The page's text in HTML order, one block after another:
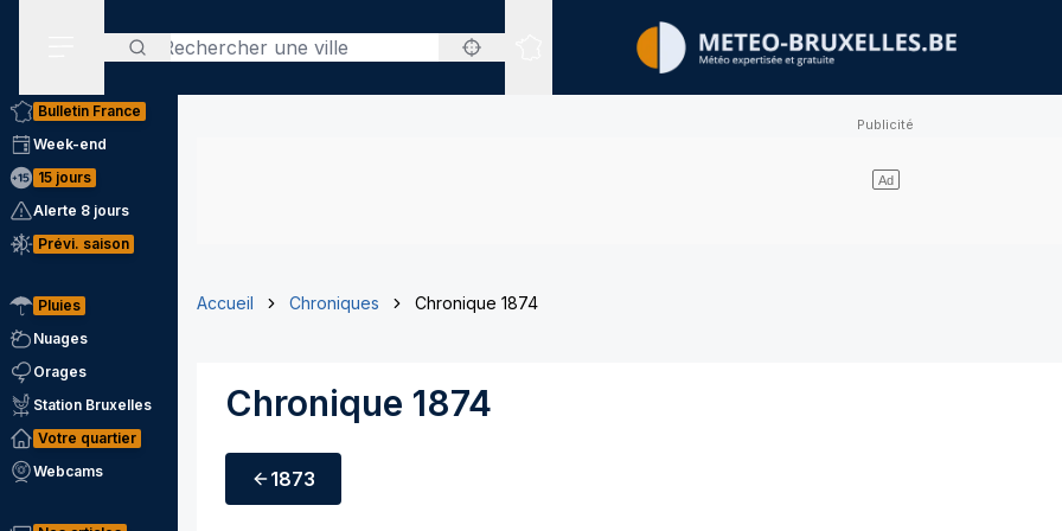
Rechercher
Sites expertisés
Bulletin France
Week-end
15 jours
Alerte 8 jours
Prévi. saison
Pluies
Nuages
Orages
Station Bruxelles
Votre quartier
Webcams
Accueil Chroniques Chronique 1874
Chronique 1874
1873